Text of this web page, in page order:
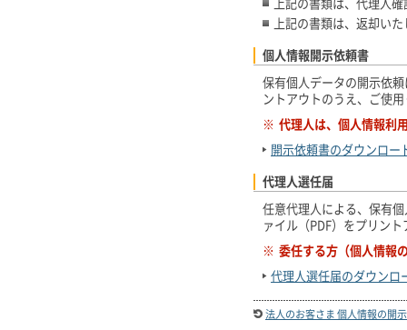
上記の書類は、返却い
個人情報開示依頼書
保有個人データの開示依
ントアウトのうえ、ご使
※ 代理人は、個人情報利
開示依頼書のダウンロー
代理人選任届
任意代理人による、保有
ァイル（PDF）をプリン
※ 委任する方（個人情報
代理人選任届のダウンロ
法人のお客さま 個人情報の開